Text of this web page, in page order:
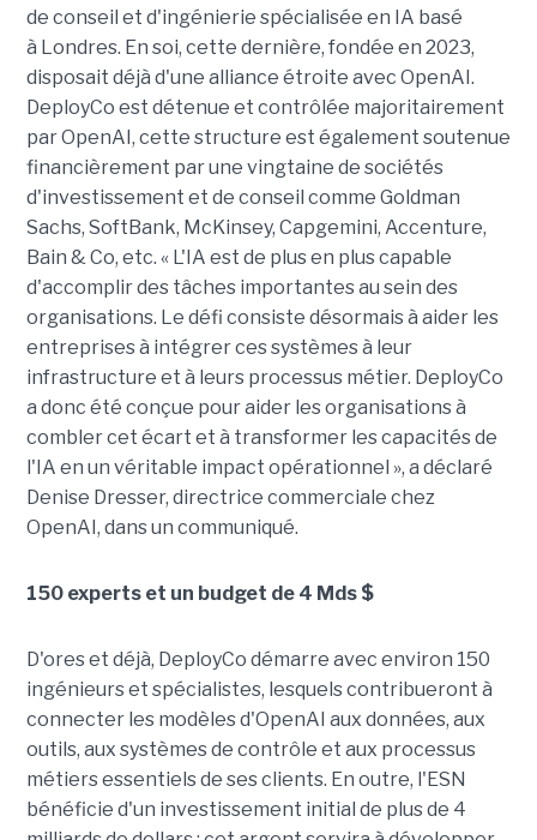
de conseil et d'ingénierie spécialisée en IA basé
à Londres. En soi, cette dernière, fondée en 2023,
disposait déjà d'une alliance étroite avec OpenAI.
DeployCo est détenue et contrôlée majoritairement
par OpenAI, cette structure est également soutenue
financièrement par une vingtaine de sociétés
d'investissement et de conseil comme Goldman
Sachs, SoftBank, McKinsey, Capgemini, Accenture,
Bain & Co, etc. « L'IA est de plus en plus capable
d'accomplir des tâches importantes au sein des
organisations. Le défi consiste désormais à aider les
entreprises à intégrer ces systèmes à leur
infrastructure et à leurs processus métier. DeployCo
a donc été conçue pour aider les organisations à
combler cet écart et à transformer les capacités de
l'IA en un véritable impact opérationnel », a déclaré
Denise Dresser, directrice commerciale chez
OpenAI, dans un communiqué.
150 experts et un budget de 4 Mds $
D'ores et déjà, DeployCo démarre avec environ 150
ingénieurs et spécialistes, lesquels contribueront à
connecter les modèles d'OpenAI aux données, aux
outils, aux systèmes de contrôle et aux processus
métiers essentiels de ses clients. En outre, l'ESN
bénéficie d'un investissement initial de plus de 4